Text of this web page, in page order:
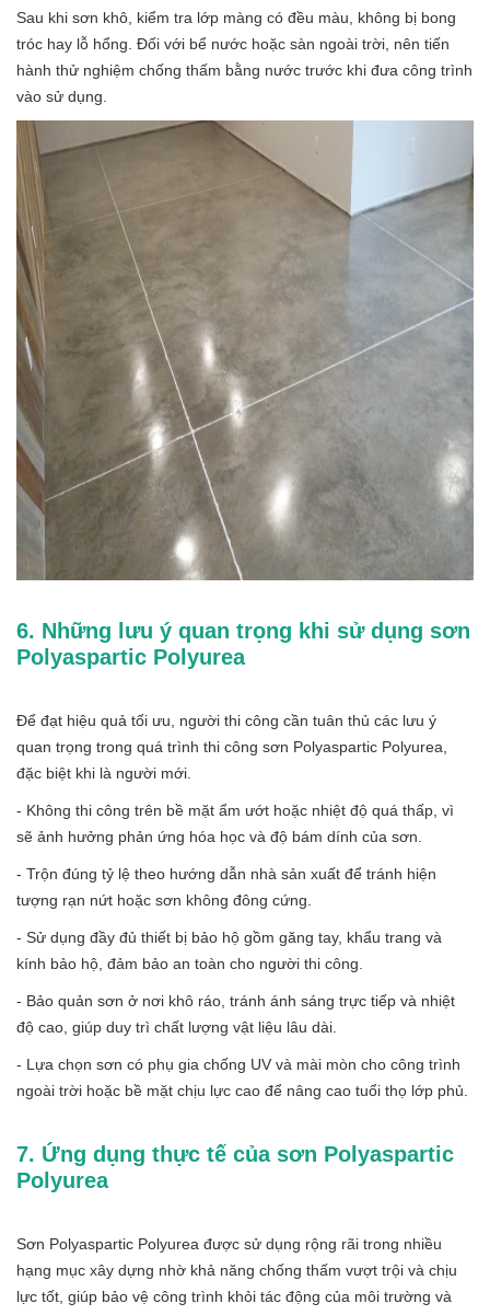
Sau khi sơn khô, kiểm tra lớp màng có đều màu, không bị bong
tróc hay lỗ hổng. Đối với bể nước hoặc sàn ngoài trời, nên tiến
hành thử nghiệm chống thấm bằng nước trước khi đưa công trình
vào sử dụng.
6. Những lưu ý quan trọng khi sử dụng sơn
Polyaspartic Polyurea
Để đạt hiệu quả tối ưu, người thi công cần tuân thủ các lưu ý
quan trọng trong quá trình thi công sơn Polyaspartic Polyurea,
đặc biệt khi là người mới.
- Không thi công trên bề mặt ẩm ướt hoặc nhiệt độ quá thấp, vì
sẽ ảnh hưởng phản ứng hóa học và độ bám dính của sơn.
- Trộn đúng tỷ lệ theo hướng dẫn nhà sản xuất để tránh hiện
tượng rạn nứt hoặc sơn không đông cứng.
- Sử dụng đầy đủ thiết bị bảo hộ gồm găng tay, khẩu trang và
kính bảo hộ, đảm bảo an toàn cho người thi công.
- Bảo quản sơn ở nơi khô ráo, tránh ánh sáng trực tiếp và nhiệt
độ cao, giúp duy trì chất lượng vật liệu lâu dài.
- Lựa chọn sơn có phụ gia chống UV và mài mòn cho công trình
ngoài trời hoặc bề mặt chịu lực cao để nâng cao tuổi thọ lớp phủ.
7. Ứng dụng thực tế của sơn Polyaspartic
Polyurea
Sơn Polyaspartic Polyurea được sử dụng rộng rãi trong nhiều
hạng mục xây dựng nhờ khả năng chống thấm vượt trội và chịu
lực tốt, giúp bảo vệ công trình khỏi tác động của môi trường và